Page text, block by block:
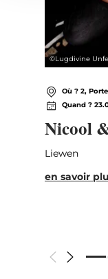
©Lugdivine
Où ? 2,
Quand ?
Nicool
Liewen
en savoir